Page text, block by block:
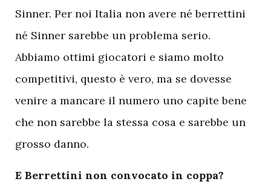
Sinner. Per noi Italia non avere né berrettini
né Sinner sarebbe un problema serio.
Abbiamo ottimi giocatori e siamo molto
competitivi, questo è vero, ma se dovesse
venire a mancare il numero uno capite bene
che non sarebbe la stessa cosa e sarebbe un
grosso danno.
E Berrettini non convocato in coppa?